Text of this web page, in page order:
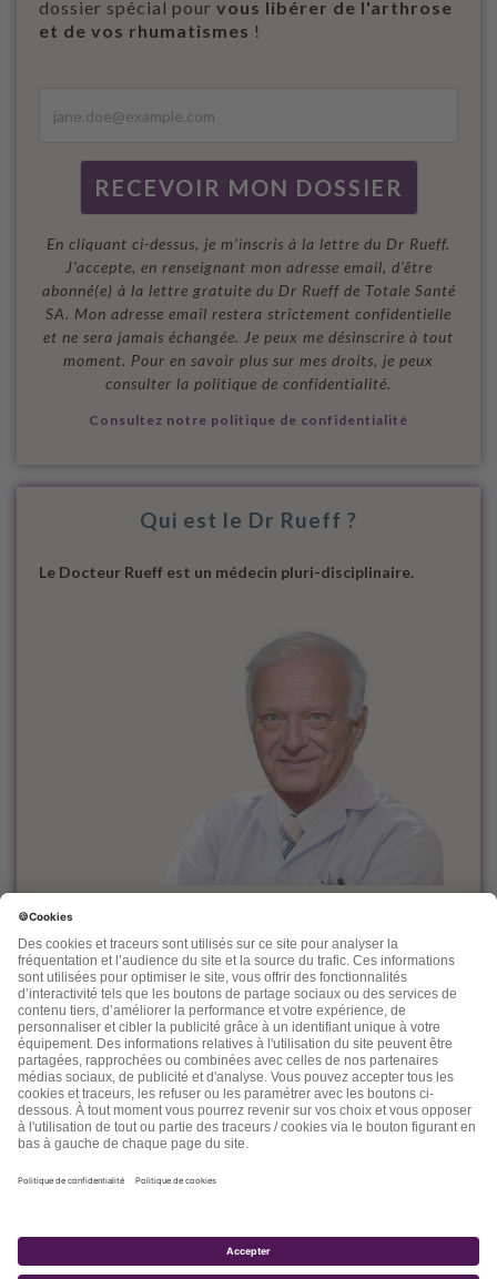
dossier spécial pour vous libérer de l'arthrose
et de vos rhumatismes !
En cliquant ci-dessus, je m'inscris à la lettre du Dr Rueff.
J’accepte, en renseignant mon adresse email, d’être
abonné(e) à la lettre gratuite du Dr Rueff de Totale Santé
SA. Mon adresse email restera strictement confidentielle
et ne sera jamais échangée. Je peux me désinscrire à tout
moment. Pour en savoir plus sur mes droits, je peux
consulter la politique de confidentialité.
Consultez notre politique de confidentialité
Qui est le Dr Rueff ?
Le Docteur Rueff est un médecin pluri-disciplinaire.
Le docteur Dominique Rueff, diplômé Universitaire de
Cancérologie, est, depuis des années un fervent défenseur
de la prévention et de l'accompagnement nutritionnel et
environnemental des maladies liées à l'âge.
Désireux de découvrir d'autres thérapeutiques et d'en
mesurer les effets, il n'hésite pas à s'ouvrir vers d'autres
connaissances comme la médecine chinoise, l'homéopathie,
la phytothérapie et quelques autres. Dans ses "lettres" il
nous fait partager son expérience, ses connaissances, ses
espoirs et parfois ses doutes.